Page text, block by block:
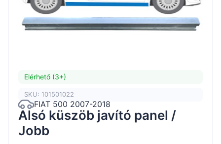
Elérhető (3+)
SKU: 101501022
FIAT 500 2007-2018
Alsó küszöb javító panel /
Jobb